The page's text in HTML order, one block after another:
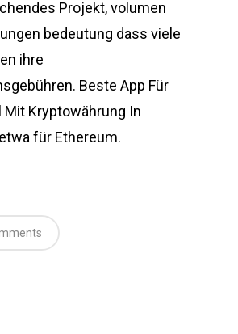
Projekt, volumen
bedeutung dass viele
ihre
Beste App Für
Mit Kryptowährung In
für Ethereum.